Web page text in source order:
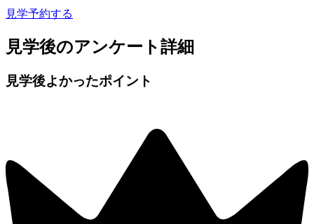
見学予約する
見学後のアンケート詳細
見学後よかったポイント